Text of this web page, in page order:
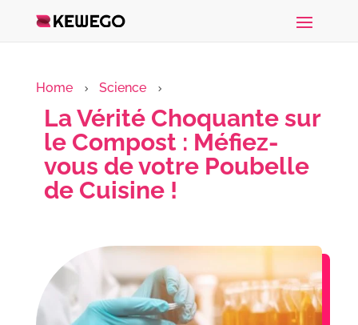
Home 5 Science 5
La Vérité Choquante sur
le Compost : Méfiez-
vous de votre Poubelle
de Cuisine !